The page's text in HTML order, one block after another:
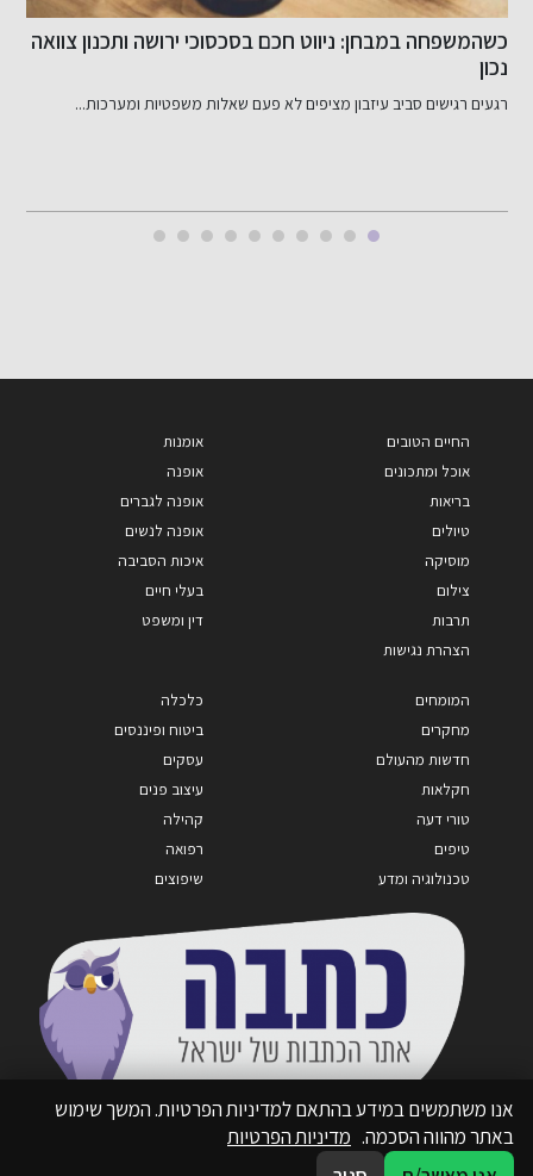
שיפור האשראי שלך בקלות
דירוג אשראי שלי: מה זה ולמה הוא חשוב? דירוג אשראי שלי...
החיים הטובים
אוכל ומתכונים
בריאות
טיולים
מוסיקה
צילום
תרבות
הצהרת נגישות
אומנות
אופנה
אופנה לגברים
אופנה לנשים
איכות הסביבה
בעלי חיים
דין ומשפט
המומחים
מחקרים
חדשות מהעולם
חקלאות
טורי דעה
טיפים
טכנולוגיה ומדע
כלכלה
ביטוח ופיננסים
עסקים
עיצוב פנים
קהילה
רפואה
שיפוצים
אנו משתמשים במידע בהתאם למדיניות הפרטיות. המשך שימוש
באתר מהווה הסכמה. מדיניות הפרטיות